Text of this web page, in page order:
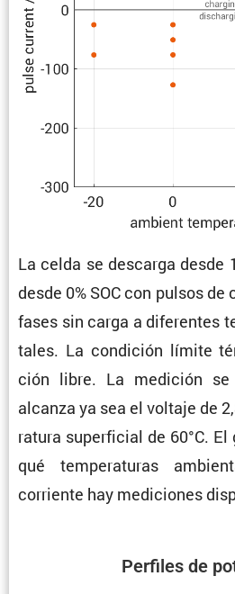
La celda se descarga desde
desde 0% SOC con pulsos
fases sin carga a diferentes
tales. La condi­ción límite
ción libre. La medición se
alcanza ya sea el voltaje de
ra­tura super­fi­cial de 60°C.
qué tempe­ra­turas
corriente hay mediciones
Perfiles de